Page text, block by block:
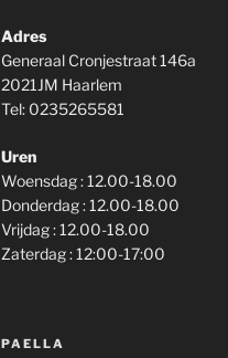
Adres
Generaal Cronjestraat 146a
2021JM Haarlem
Tel: 0235265581
Uren
Woensdag : 12.00-18.00
Donderdag : 12.00-18.00
Vrijdag : 12.00-18.00
Zaterdag : 12:00-17:00
PAELLA